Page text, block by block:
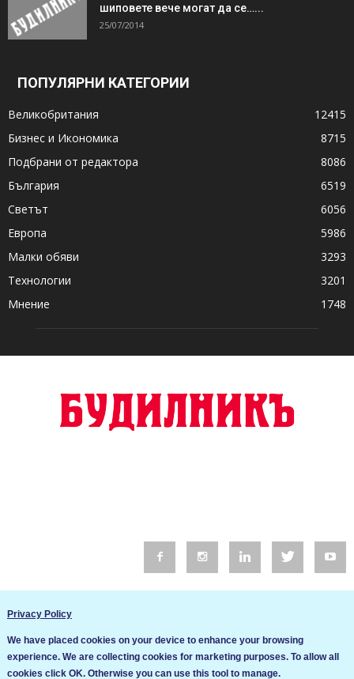
шиповете вече могат да се…...
25/07/2014
ПОПУЛЯРНИ КАТЕГОРИИ
Великобритания
12415
Бизнес и Икономика
8715
Подбрани от редактора
8086
България
6519
Светът
6056
Европа
5986
Малки обяви
3293
Технологии
3201
Мнение
1748
Общи условия
Privacy Policy
We have placed cookies on your device to enhance your browsing
experience. We are collecting cookies for marketing purposes. To allow all
cookies click OK. Otherwise you can use this tool to manage.
Ние използваме бисквитки за да подобрим услугите си. Ако